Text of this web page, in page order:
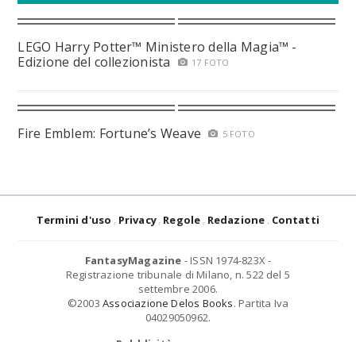
LEGO Harry Potter™ Ministero della Magia™ -
Edizione del collezionista
17 FOTO
Fire Emblem: Fortune’s Weave 5 FOTO
Termini d'uso Privacy Regole Redazione Contatti
FantasyMagazine - ISSN 1974-823X -
Registrazione tribunale di Milano, n. 522 del 5
settembre 2006.
©2003 Associazione Delos Books. Partita Iva
04029050962.